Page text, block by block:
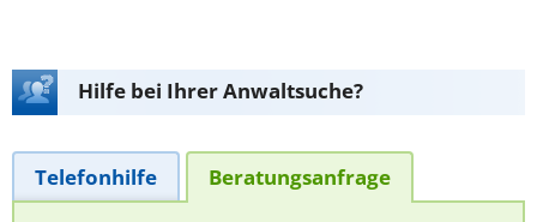
Hilfe bei Ihrer Anwaltsuche?
Telefonhilfe Beratungsanfrage